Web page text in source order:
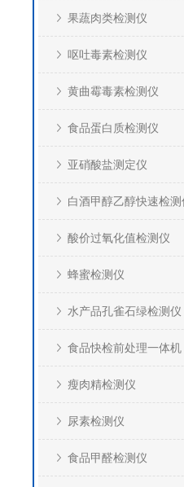
果蔬肉类检测仪
呕吐毒素检测仪
黄曲霉毒素检测仪
食品蛋白质检测仪
亚硝酸盐测定仪
白酒甲醇乙醇快速检测
酸价过氧化值检测仪
蜂蜜检测仪
水产品孔雀石绿检测仪
食品快检前处理一体机
瘦肉精检测仪
尿素检测仪
食品甲醛检测仪